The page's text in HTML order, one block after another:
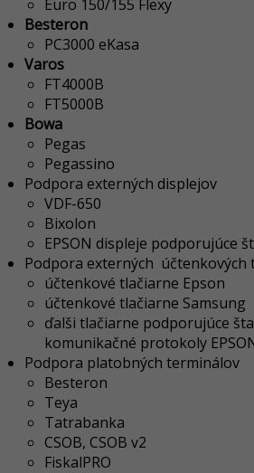
Euro 150/155 Flexy
Besteron
PC3000 eKasa
Varos
FT4000B
FT5000B
Bowa
Pegas
Pegassino
Podpora externých displejov
VDF-650
Bixolon
EPSON displeje podporujúce
Podpora externých účtenkových
účtenkové tlačiarne Epson
účtenkové tlačiarne Samsung
ďalši tlačiarne podporujúce
komunikačné protokoly
Podpora platobných terminálov
Besteron
Teya
Tatrabanka
CSOB, CSOB v2
FiskalPRO